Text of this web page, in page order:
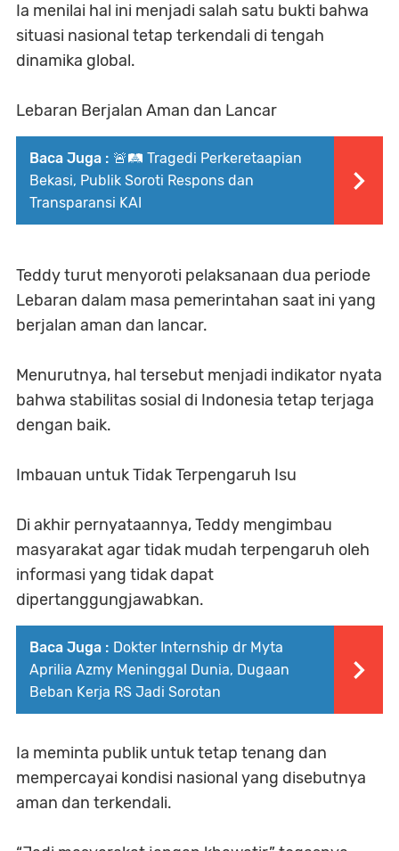
Ia menilai hal ini menjadi salah satu bukti bahwa
situasi nasional tetap terkendali di tengah
dinamika global.
Lebaran Berjalan Aman dan Lancar
Baca Juga : 🚨🛤️ Tragedi Perkeretaapian
Bekasi, Publik Soroti Respons dan
Transparansi KAI
Teddy turut menyoroti pelaksanaan dua periode
Lebaran dalam masa pemerintahan saat ini yang
berjalan aman dan lancar.
Menurutnya, hal tersebut menjadi indikator nyata
bahwa stabilitas sosial di Indonesia tetap terjaga
dengan baik.
Imbauan untuk Tidak Terpengaruh Isu
Di akhir pernyataannya, Teddy mengimbau
masyarakat agar tidak mudah terpengaruh oleh
informasi yang tidak dapat
dipertanggungjawabkan.
Baca Juga : Dokter Internship dr Myta
Aprilia Azmy Meninggal Dunia, Dugaan
Beban Kerja RS Jadi Sorotan
Ia meminta publik untuk tetap tenang dan
mempercayai kondisi nasional yang disebutnya
aman dan terkendali.